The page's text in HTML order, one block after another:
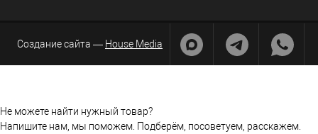
Создание сайта — House Media
Не можете найти нужный товар?
Напишите нам, мы поможем. Подберём, посоветуем, расскажем.